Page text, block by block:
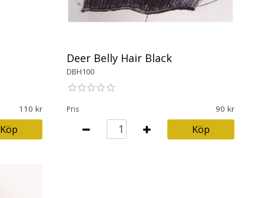
110
Köp
Deer Belly Hair Black
DBH100
Pris 90
Köp